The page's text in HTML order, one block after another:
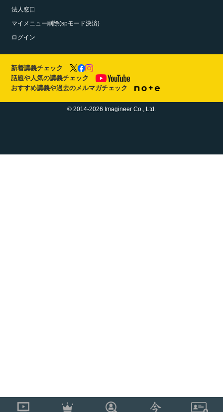
法人窓口
マイメニュー削除(spモード決済)
ログイン
新着講義チェック
話題や人気の講義チェック
おすすめ講義や過去のメルマガチェック
© 2014-2026 Imagineer Co., Ltd.